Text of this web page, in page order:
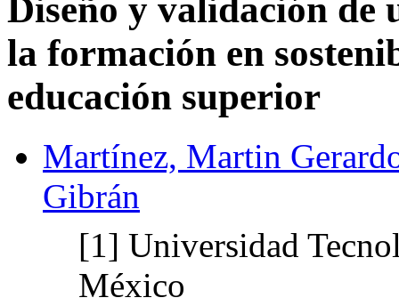
Diseño y validación
la formación en
educación superior
Martínez, Martin
Gibrán
[1] Universidad
México